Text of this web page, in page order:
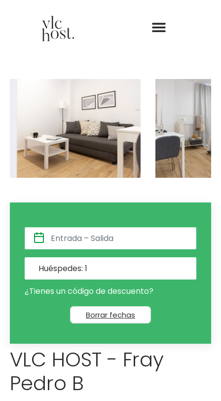
VLC HOST - Fray
Pedro B
Huéspedes: 1
¿Tienes un código de descuento?
Borrar fechas